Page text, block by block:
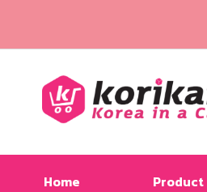
Home Product